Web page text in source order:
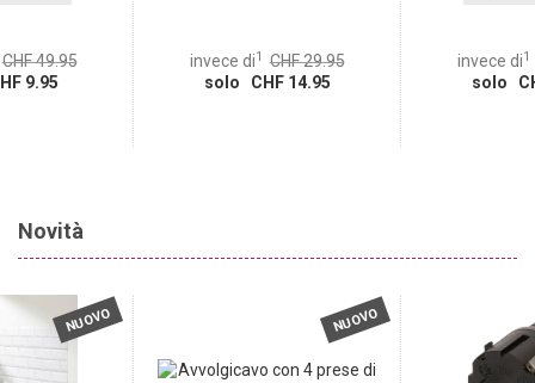
CHF 49.95
9.95
invece di1 CHF 29.95
solo CHF 14.95
invece di1
solo
Novità
NUOVO NUOVO